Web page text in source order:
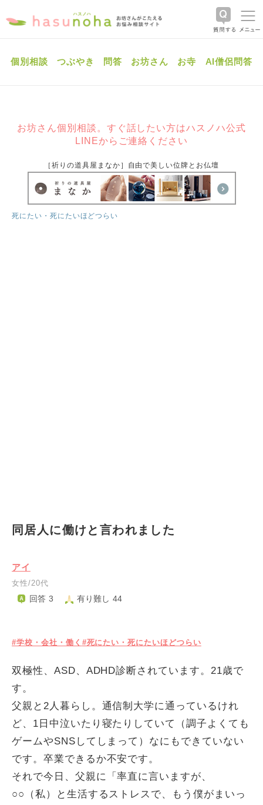
個別相談 つぶやき 問答 お坊さん お寺 AI僧侶問答
お坊さん個別相談。すぐ話したい方はハスノハ公式
LINEからご連絡ください
［祈りの道具屋まなか］自由で美しい位牌とお仏壇
死にたい・死にたいほどつらい
同居人に働けと言われました
アイ
女性/20代
回答 3 有り難し 44
#学校・会社・働く #死にたい・死にたいほどつらい
双極性、ASD、ADHD診断されています。21歳で
す。
父親と2人暮らし。通信制大学に通っているけれ
ど、1日中泣いたり寝たりしていて（調子よくても
ゲームやSNSしてしまって）なにもできていない
です。卒業できるか不安です。
それで今日、父親に「率直に言いますが、
○○（私）と生活するストレスで、もう僕がまいっ